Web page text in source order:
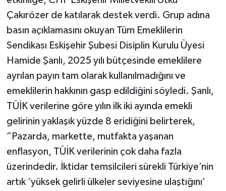
Çakırözer de katılarak destek verdi. Grup adına
basın açıklamasını okuyan Tüm Emeklilerin
Sendikası Eskişehir Şubesi Disiplin Kurulu Üyesi
Hamide Şanlı, 2025 yılı bütçesinde emeklilere
ayrılan payın tam olarak kullanılmadığını ve
emeklilerin hakkının gasp edildiğini söyledi. Şanlı,
TÜİK verilerine göre yılın ilk iki ayında emekli
gelirinin yaklaşık yüzde 8 eridiğini belirterek,​
”Pazarda, markette, mutfakta yaşanan
enflasyon, TÜİK verilerinin çok daha fazla
üzerindedir. İktidar temsilcileri sürekli Türkiye’nin
artık ‘yüksek gelirli ülkeler seviyesine ulaştığını’
Yurttan